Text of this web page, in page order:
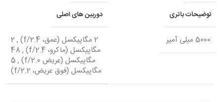
توضیحات باتری
5000 میلی آمپر
دوربین های اصلی
2 مگاپیکسل (عمق، f/2.4) ,
2
مگاپیکسل (ماکرو، f/2.4)
,
48
مگاپیکسل (عریض f/2.0)
,
5
مگاپیکسل (فوق عریض، f/2.2)